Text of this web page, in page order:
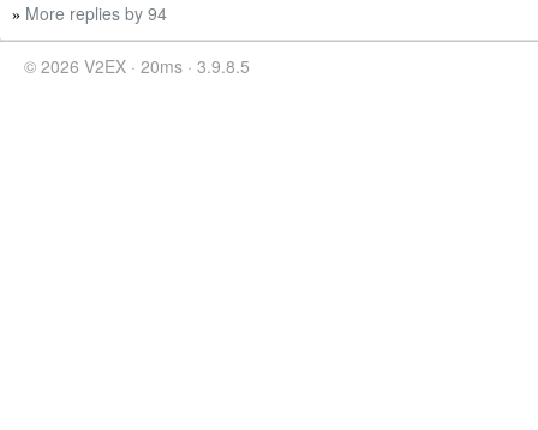
» More replies by 94
© 2026 V2EX · 20ms · 3.9.8.5